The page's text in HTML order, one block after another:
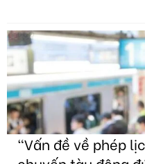
"Vấn đề về phép